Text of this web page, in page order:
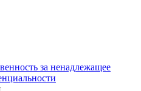
за ненадлежащее